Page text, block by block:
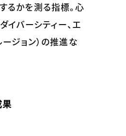
るかを測る指標。心
イバーシティー、エ
ジョン）の推進な
果